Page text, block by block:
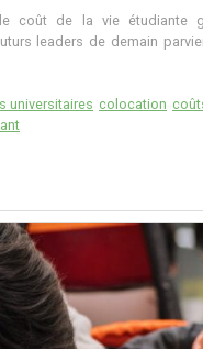
coût de la vie étudiante
leaders de demain
universitaires colocation